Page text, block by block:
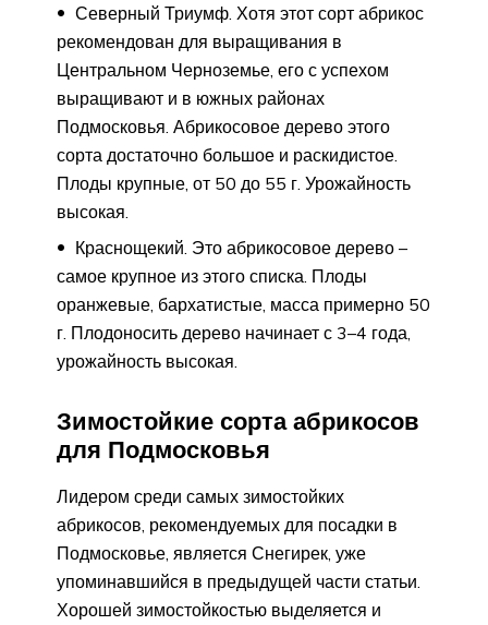
Северный Триумф. Хотя этот сорт абрикос
рекомендован для выращивания в
Центральном Черноземье, его с успехом
выращивают и в южных районах
Подмосковья. Абрикосовое дерево этого
сорта достаточно большое и раскидистое.
Плоды крупные, от 50 до 55 г. Урожайность
высокая.
Краснощекий. Это абрикосовое дерево –
самое крупное из этого списка. Плоды
оранжевые, бархатистые, масса примерно 50
г. Плодоносить дерево начинает с 3–4 года,
урожайность высокая.
Зимостойкие сорта абрикосов
для Подмосковья
Лидером среди самых зимостойких
абрикосов, рекомендуемых для посадки в
Подмосковье, является Снегирек, уже
упоминавшийся в предыдущей части статьи.
Хорошей зимостойкостью выделяется и